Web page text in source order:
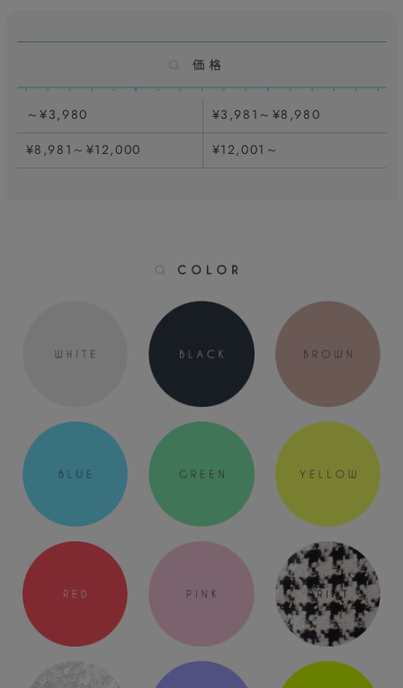
～¥3,980
¥3,981～¥8,980
¥8,981～¥12,000
¥12,001～